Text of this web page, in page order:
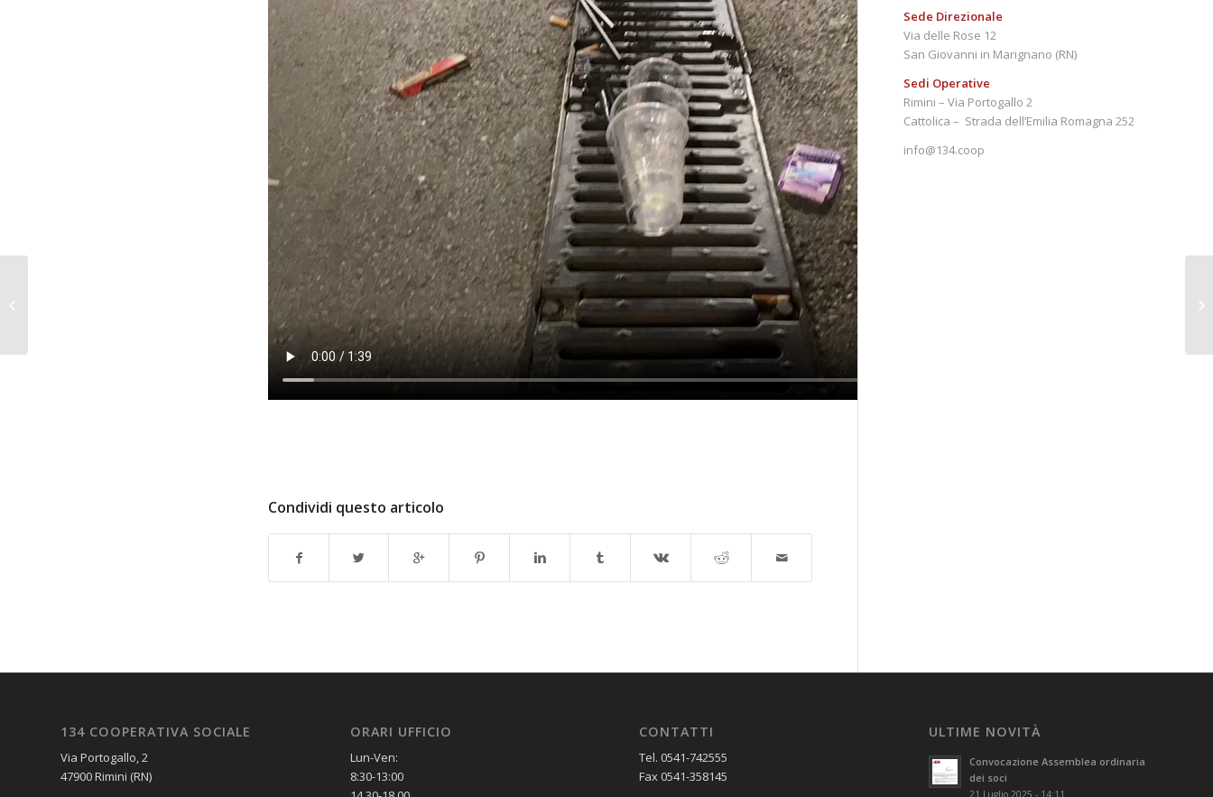
Condividi questo articolo
Sede Direzionale
Via delle Rose 12
San Giovanni in Marignano (RN)
Sedi Operative
Rimini – Via Portogallo 2
Cattolica – Strada dell’Emilia Romagna 252
info@134.coop
134 COOPERATIVA SOCIALE
Via Portogallo, 2
47900 Rimini (RN)
ORARI UFFICIO
Lun-Ven:
8:30-13:00
CONTATTI
Tel. 0541-742555
Fax 0541-358145
ULTIME NOVITÀ
Convocazione Assemblea ordinaria
dei soci